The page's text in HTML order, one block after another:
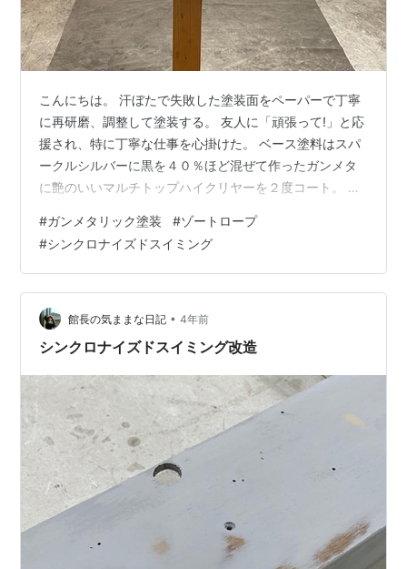
こんにちは。 汗ぼたで失敗した塗装面をペーパーで丁寧
に再研磨、調整して塗装する。 友人に「頑張って!」と応
援され、特に丁寧な仕事を心掛けた。 ベース塗料はスパ
ークルシルバーに黒を４０％ほど混ぜて作ったガンメタ
に艶のいいマルチトップハイクリヤーを２度コート。 下
塗料が硬化したところで組み立てる。 ストロボ内蔵で、
ストロボの大きな箱がなくなってすっきり！レコードの
ピックアップアームも取り外した。 ガンメタリックのシ
ルバーが重厚感を醸している。 丁寧に作業した甲斐があ
った。 どうです？きれいになったでしょ？
#ガンメタリック塗装 #ゾートロープ
#シンクロナイズドスイミング
館長の気ままな日記 • 4年前
シンクロナイズドスイミング改造